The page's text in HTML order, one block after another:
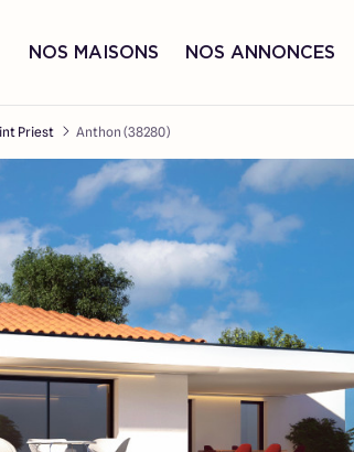
NOS MAISONS NOS ANNONCES
Priest Anthon (38280)